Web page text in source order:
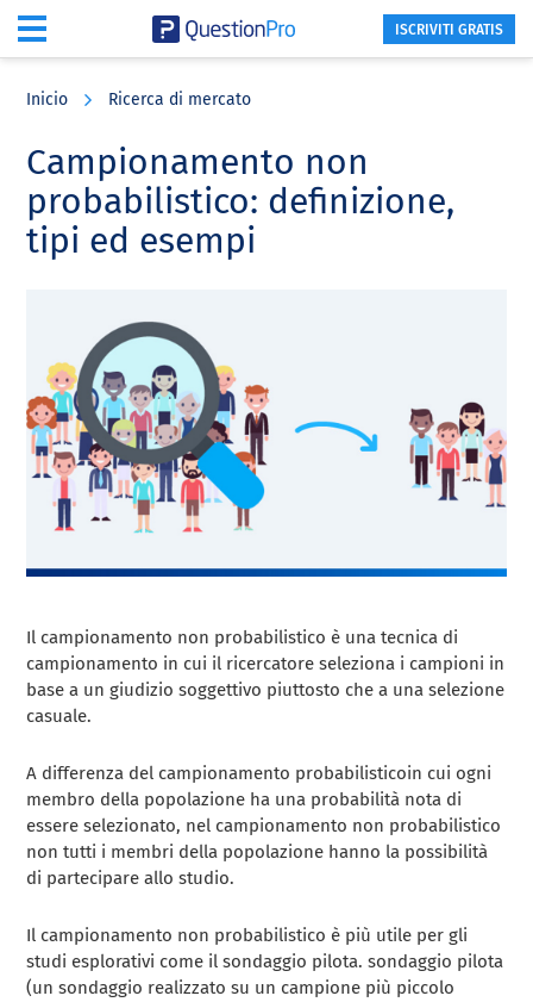
content
sidebar
ISCRIVITI GRATIS
Inicio Ricerca di mercato
Campionamento non
probabilistico: definizione,
tipi ed esempi
Il campionamento non probabilistico è una tecnica di
campionamento in cui il ricercatore seleziona i campioni in
base a un giudizio soggettivo piuttosto che a una selezione
casuale.
A differenza del campionamento probabilisticoin cui ogni
membro della popolazione ha una probabilità nota di
essere selezionato, nel campionamento non probabilistico
non tutti i membri della popolazione hanno la possibilità
di partecipare allo studio.
Il campionamento non probabilistico è più utile per gli
studi esplorativi come il sondaggio pilota.sondaggio pilota
(un sondaggio realizzato su un campione più piccolo